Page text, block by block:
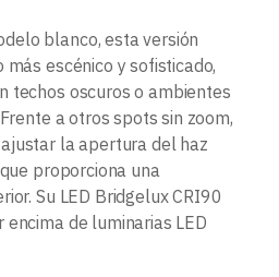
blanco, esta versión
escénico y sofisticado,
techos oscuros o ambientes
a otros spots sin zoom,
la apertura del haz
proporciona una
Su LED Bridgelux CRI90
de luminarias LED